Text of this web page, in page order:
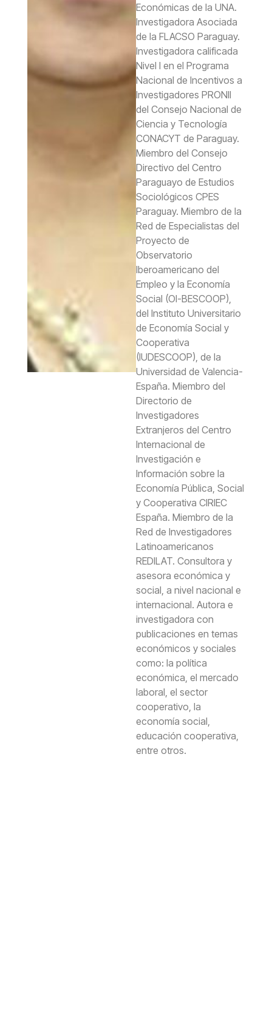
Económicas de la UNA.
Investigadora Asociada
de la FLACSO Paraguay.
Investigadora calificada
Nivel I en el Programa
Nacional de Incentivos a
Investigadores PRONII
del Consejo Nacional de
Ciencia y Tecnología
CONACYT de Paraguay.
Miembro del Consejo
Directivo del Centro
Paraguayo de Estudios
Sociológicos CPES
Paraguay. Miembro de la
Red de Especialistas del
Proyecto de
Observatorio
Iberoamericano del
Empleo y la Economía
Social (OI-BESCOOP),
del Instituto Universitario
de Economía Social y
Cooperativa
(IUDESCOOP), de la
Universidad de Valencia-
España. Miembro del
Directorio de
Investigadores
Extranjeros del Centro
Internacional de
Investigación e
Información sobre la
Economía Pública, Social
y Cooperativa CIRIEC
España. Miembro de la
Red de Investigadores
Latinoamericanos
REDILAT. Consultora y
asesora económica y
social, a nivel nacional e
internacional. Autora e
investigadora con
publicaciones en temas
económicos y sociales
como: la política
económica, el mercado
laboral, el sector
cooperativo, la
economía social,
educación cooperativa,
entre otros.